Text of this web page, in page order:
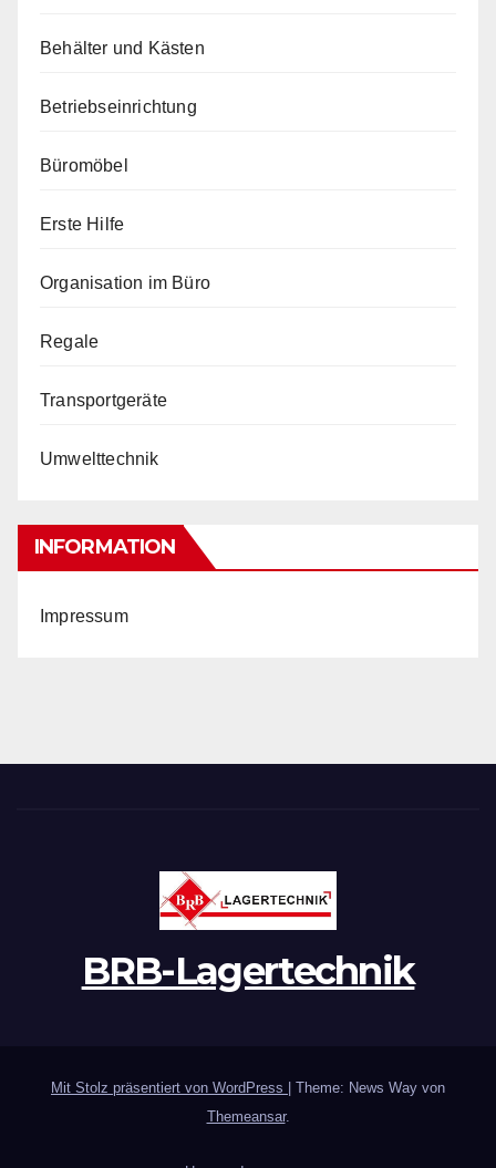
Behälter und Kästen
Betriebseinrichtung
Büromöbel
Erste Hilfe
Organisation im Büro
Regale
Transportgeräte
Umwelttechnik
INFORMATION
Impressum
BRB-Lagertechnik
Mit Stolz präsentiert von WordPress
Theme: News Way von
Themeansar.